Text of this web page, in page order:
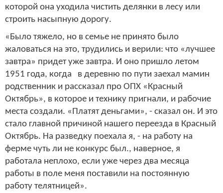
которой она уходила чистить делянки в лесу или
строить насыпную дорогу.
«Было тяжело, но в семье не принято было
жаловаться на это, трудились и верили: что «лучшее
завтра» придет уже завтра. И оно пришло летом
1951 года, когда в деревню по пути заехал мамин
родственник и рассказал про ОПХ «Красный
Октябрь», в которое и технику пригнали, и рабочие
места создали. «Платят деньгами», - сказал он. И это
стало главной причиной нашего переезда в Красный
Октябрь. На разведку поехала я, - на работу на
ферме чуть ли не конкурс был., наверное, я
работала неплохо, если уже через два месяца
работы в поле меня поставили на постоянную
работу телятницей».